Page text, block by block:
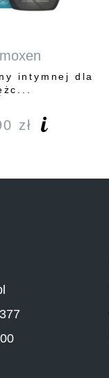
intymnej dla
zł